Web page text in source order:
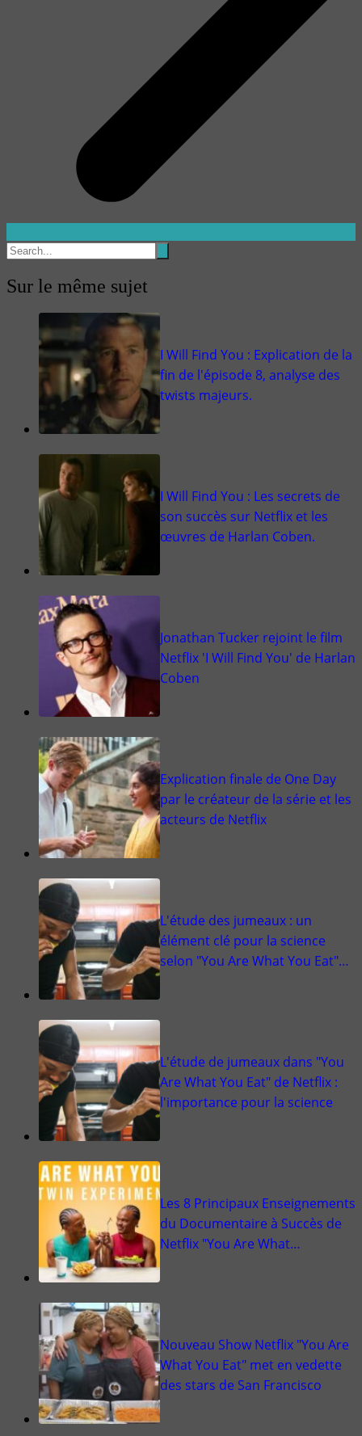
Sur le même sujet
I Will Find You : Explication de la
fin de l'épisode 8, analyse des
twists majeurs.
I Will Find You : Les secrets de
son succès sur Netflix et les
œuvres de Harlan Coben.
Jonathan Tucker rejoint le film
Netflix 'I Will Find You' de Harlan
Coben
Explication finale de One Day
par le créateur de la série et les
acteurs de Netflix
L'étude des jumeaux : un
élément clé pour la science
selon "You Are What You Eat"…
L'étude de jumeaux dans "You
Are What You Eat" de Netflix :
l'importance pour la science
Les 8 Principaux Enseignements
du Documentaire à Succès de
Netflix "You Are What…
Nouveau Show Netflix "You Are
What You Eat" met en vedette
des stars de San Francisco